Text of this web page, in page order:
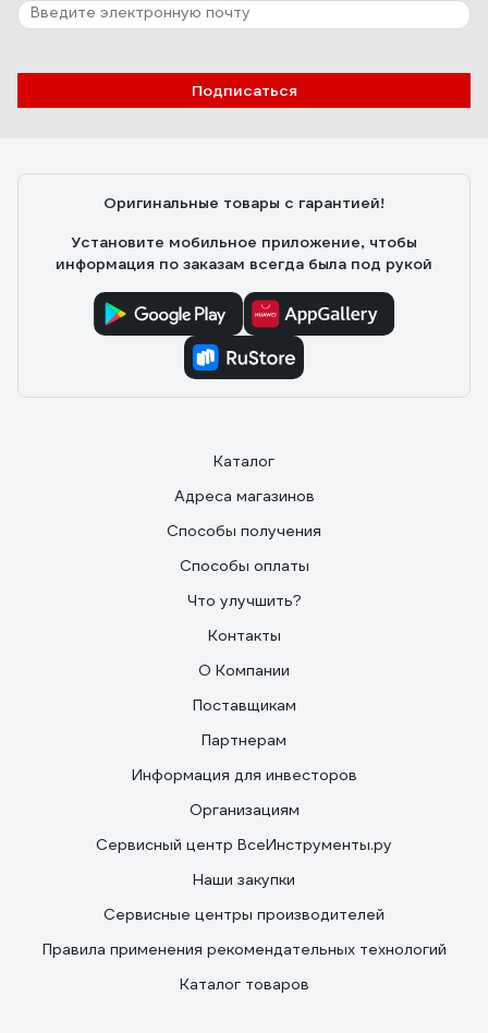
Подписаться
Оригинальные товары с гарантией!
Установите мобильное приложение, чтобы
информация по заказам всегда была под рукой
Каталог
Адреса магазинов
Способы получения
Способы оплаты
Что улучшить?
Контакты
О Компании
Поставщикам
Партнерам
Информация для инвесторов
Организациям
Сервисный центр ВсеИнструменты.ру
Наши закупки
Сервисные центры производителей
Правила применения рекомендательных технологий
Каталог товаров